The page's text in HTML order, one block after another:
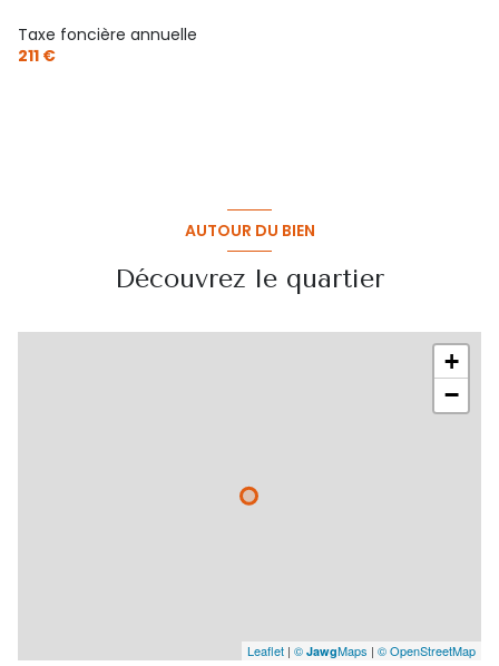
Taxe foncière annuelle
211 €
AUTOUR DU BIEN
Découvrez le quartier
+
−
Leaflet | © JawgMaps | © OpenStreetMap